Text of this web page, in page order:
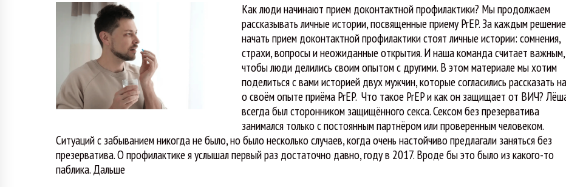
Как люди начинают прием доконтактной профилактики? Мы продолжаем
рассказывать личные истории, посвященные приему PrEP. За каждым
начать прием доконтактной профилактики стоят личные истории: сомнения,
страхи, вопросы и неожиданные открытия. И наша команда считает важным,
чтобы люди делились своим опытом с другими. В этом материале мы хотим
поделиться с вами историей двух мужчин, которые согласились рассказать
о своём опыте приёма PrEP. Что такое PrEP и как он защищает от ВИЧ?
всегда был сторонником защищённого секса. Сексом без презерватива
занимался только с постоянным партнёром или проверенным человеком.
Ситуаций с забыванием никогда не было, но было несколько случаев, когда очень настойчиво предлагали заняться без
презерватива. О профилактике я услышал первый раз достаточно давно, году в 2017. Вроде бы это было из какого-то
паблика. Дальше